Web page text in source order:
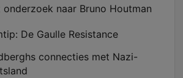
onderzoek naar Bruno Houtman
De Gaulle Resistance
connecties met Nazi-